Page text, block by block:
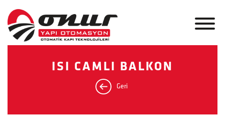
ISI CAMLI BALKON
Geri